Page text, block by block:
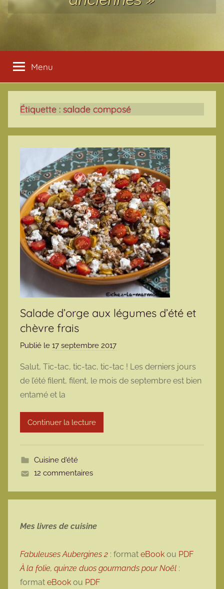
Menu
Étiquette : salade composé
Salade d’orge aux légumes d’été et
chèvre frais
Publié le 17 septembre 2017
r
m
Salut, Tic-tac, tic-tac, tic-tac ! Les derniers jours
de l’été filent, filent, le mois de septembre est bien
entamé et la
Continuer la lecture
Cuisine d'été
12 commentaires
Mes livres de cuisine
Fabuleuses Aubergines 2 : format eBook ou PDF
À la folie, quinze duos gourmands pour Noël :
format eBook ou PDF